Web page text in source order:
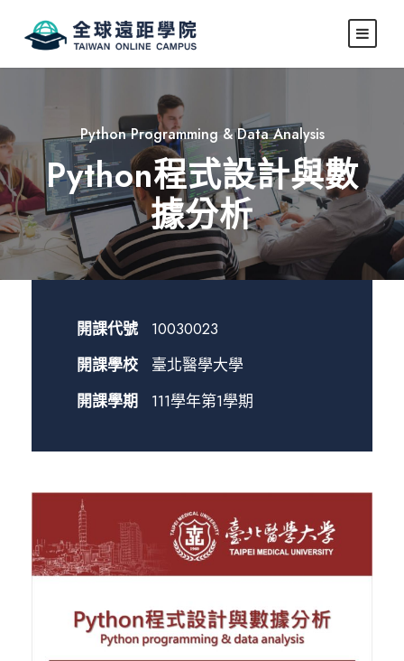
Python Programming & Data Analysis
Python程式設計與數
據分析
開課代號
10030023
開課學校
臺北醫學大學
開課學期
111學年第1學期